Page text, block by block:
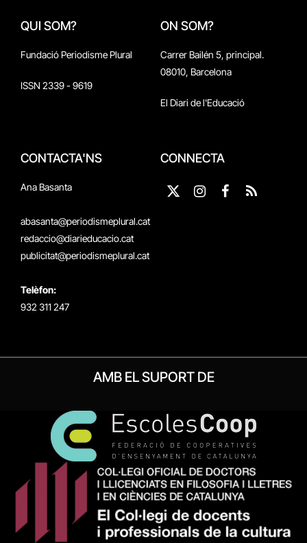
QUI SOM?
Fundació Periodisme Plural
ISSN 2339 - 9619
ON SOM?
Carrer Bailén 5, principal.
08010, Barcelona
El Diari de l'Educació
CONTACTA'NS
Ana Basanta
abasanta@periodismeplural.cat
redaccio@diarieducacio.cat
publicitat@periodismeplural.cat
Telèfon:
932 311 247
CONNECTA
X
Instagram
Facebook
RSS
AMB EL SUPORT DE